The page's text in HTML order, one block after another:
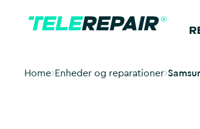
Home Enheder og reparationer